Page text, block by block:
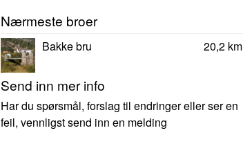
Nærmeste broer
Bakke bru 20,2 km
Send inn mer info
Har du spørsmål, forslag til endringer eller ser en
feil, vennligst send inn en melding